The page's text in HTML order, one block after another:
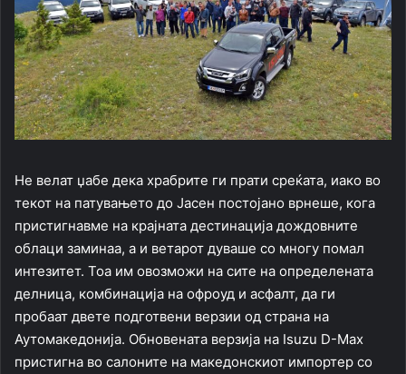
Не велат џабе дека храбрите ги прати среќата, иако во
текот на патувањето до Јасен постојано врнеше, кога
пристигнавме на крајната дестинација дождовните
облаци заминаа, а и ветарот дуваше со многу помал
интезитет. Тоа им овозможи на сите на определената
делница, комбинација на офроуд и асфалт, да ги
пробаат двете подготвени верзии од страна на
Аутомакедонија. Обновената верзија на Isuzu D-Max
пристигна во салоните на македонскиот импортер со